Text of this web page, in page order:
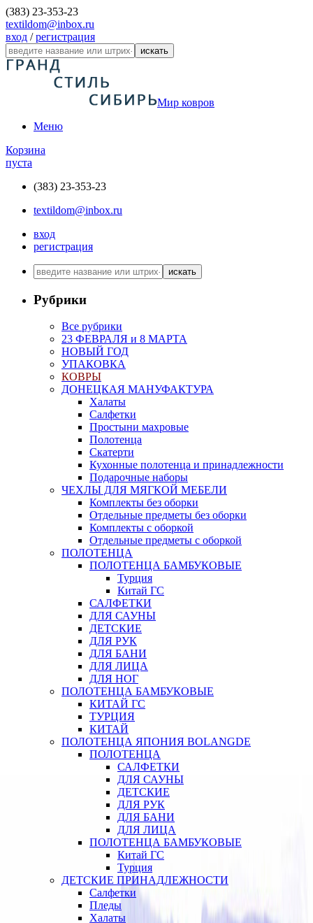
(383) 23-353-23
textildom@inbox.ru
вход /регистрация
искать
Мир ковров
Меню
Корзина
пуста
(383) 23-353-23
textildom@inbox.ru
вход
регистрация
искать
Рубрики
Все рубрики
23 ФЕВРАЛЯ и 8 МАРТА
НОВЫЙ ГОД
УПАКОВКА
КОВРЫ
ДОНЕЦКАЯ МАНУФАКТУРА
Халаты
Салфетки
Простыни махровые
Полотенца
Скатерти
Кухонные полотенца и принадлежности
Подарочные наборы
ЧЕХЛЫ ДЛЯ МЯГКОЙ МЕБЕЛИ
Комплекты без оборки
Отдельные предметы без оборки
Комплекты с оборкой
Отдельные предметы с оборкой
ПОЛОТЕНЦА
ПОЛОТЕНЦА БАМБУКОВЫЕ
Турция
Китай ГС
САЛФЕТКИ
ДЛЯ САУНЫ
ДЕТСКИЕ
ДЛЯ РУК
ДЛЯ БАНИ
ДЛЯ ЛИЦА
ДЛЯ НОГ
ПОЛОТЕНЦА БАМБУКОВЫЕ
КИТАЙ ГС
ТУРЦИЯ
КИТАЙ
ПОЛОТЕНЦА ЯПОНИЯ BOLANGDE
ПОЛОТЕНЦА
САЛФЕТКИ
ДЛЯ САУНЫ
ДЕТСКИЕ
ДЛЯ РУК
ДЛЯ БАНИ
ДЛЯ ЛИЦА
ПОЛОТЕНЦА БАМБУКОВЫЕ
Китай ГС
Турция
ДЕТСКИЕ ПРИНАДЛЕЖНОСТИ
Салфетки
Пледы
Халаты